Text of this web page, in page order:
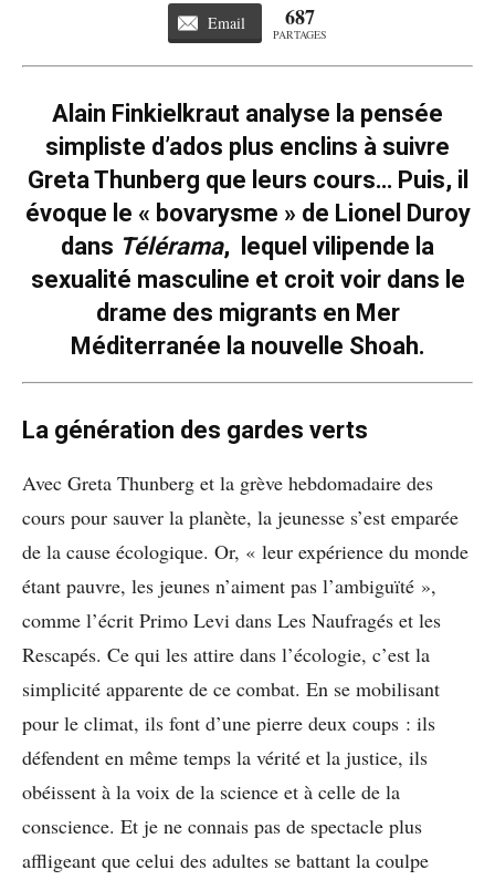
Email 687
PARTAGES
Alain Finkielkraut analyse la pensée
simpliste d’ados plus enclins à suivre
Greta Thunberg que leurs cours… Puis, il
évoque le « bovarysme » de Lionel Duroy
dans Télérama, lequel vilipende la
sexualité masculine et croit voir dans le
drame des migrants en Mer
Méditerranée la nouvelle Shoah.
La génération des gardes verts
Avec Greta Thunberg et la grève hebdomadaire des
cours pour sauver la planète, la jeunesse s’est emparée
de la cause écologique. Or, « leur expérience du monde
étant pauvre, les jeunes n’aiment pas l’ambiguïté »,
comme l’écrit Primo Levi dans Les Naufragés et les
Rescapés. Ce qui les attire dans l’écologie, c’est la
simplicité apparente de ce combat. En se mobilisant
pour le climat, ils font d’une pierre deux coups : ils
défendent en même temps la vérité et la justice, ils
obéissent à la voix de la science et à celle de la
conscience. Et je ne connais pas de spectacle plus
affligeant que celui des adultes se battant la coulpe